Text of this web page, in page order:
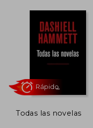
5%
dcto.
Todas las novelas